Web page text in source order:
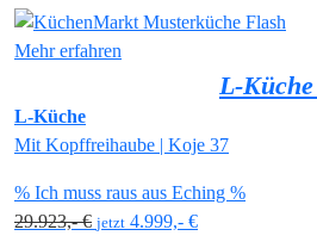
Mehr erfahren
L-
L-Küche
Mit Kopffreihaube | Koje 37
% Ich muss raus aus Eching %
29.923,- € jetzt 4.999,- €